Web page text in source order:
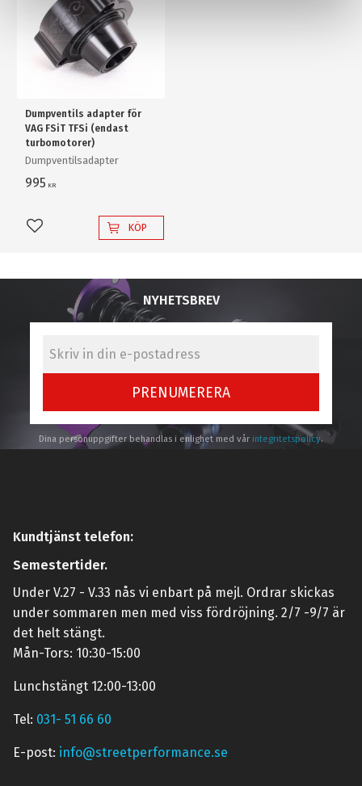
Dumpventils adapter för
VAG FSiT TFSi (endast
turbomotorer)
Dumpventilsadapter
995 KR
Lägg till i favoriter
KÖP
NYHETSBREV
PRENUMERERA
Dina personuppgifter behandlas i enlighet med vår integritetspolicy.
Kundtjänst telefon:
Semestertider.
Under V.27 - V.33 nås vi enbart på mejl. Ordrar skickas
under sommaren men med viss fördröjning. 2/7 -9/7 är
det helt stängt.
Mån-Tors: 10:30-15:00
Lunchstängt 12:00-13:00
Tel: 031- 51 66 60
E-post: info@streetperformance.se